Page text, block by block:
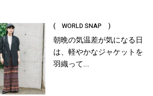
( WORLD SNAP )
朝晩の気温差が気になる日
は、軽やかなジャケットを
羽織って...